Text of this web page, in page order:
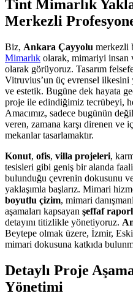
Tint Mimarlık
Merkezli
Biz, Ankara Çayyolu merkezli
Mimarlık olarak, mimariyi insan
olarak görüyoruz. Tasarım
Vitruvius’un üç evrensel
ve estetik. Bugüne dek hayata
proje ile edindiğimiz tecrübeyi,
Amacımız, sadece bugünün
veren, zamana karşı direnen ve
mekanlar tasarlamaktır.
Konut, ofis, villa projeleri,
tesisleri gibi geniş bir alanda
bulunduğu çevrenin dokusunu
yaklaşımla başlarız. Mimari
boyutlu çizim, mimari
aşamaları kapsayan şeffaf
detayını titizlikle yönetiyoruz.
Beytepe olmak üzere, İzmir,
mimari dokusuna katkıda
Detaylı Proje
Yönetimi